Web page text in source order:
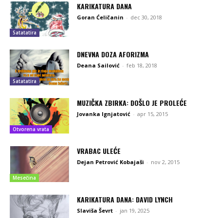
Satatatira
KARIKATURA DANA
Goran Ćeličanin - dec 30, 2018
Satatatira
DNEVNA DOZA AFORIZMA
Deana Sailović - feb 18, 2018
Otvorena vrata
MUZIČKA ZBIRKA: DOŠLO JE PROLEĆE
Jovanka Ignjatović - apr 15, 2015
Mesečina
VRABAC ULEĆE
Dejan Petrović Kobajaši - nov 2, 2015
KARIKATURA DANA: DAVID LYNCH
Slaviša Ševrt - jan 19, 2025